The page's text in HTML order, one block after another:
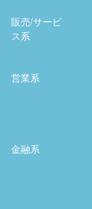
販売/サービ
ス系
営業系
金融系